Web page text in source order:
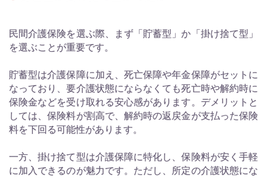
民間介護保険を選ぶ際、まず「貯蓄型」か「掛け捨て型」
を選ぶことが重要です。
貯蓄型は介護保障に加え、死亡保障や年金保障がセットに
なっており、要介護状態にならなくても死亡時や解約時に
保険金などを受け取れる安心感があります。デメリットと
しては、保険料が割高で、解約時の返戻金が支払った保険
料を下回る可能性があります。
一方、掛け捨て型は介護保障に特化し、保険料が安く手軽
に加入できるのが魅力です。ただし、所定の介護状態にな